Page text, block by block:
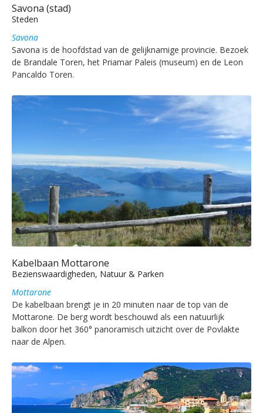
Savona (stad)
Steden
Savona
Savona is de hoofdstad van de gelijknamige provincie. Bezoek
de Brandale Toren, het Priamar Paleis (museum) en de Leon
Pancaldo Toren.
Kabelbaan Mottarone
Bezienswaardigheden, Natuur & Parken
Mottarone
De kabelbaan brengt je in 20 minuten naar de top van de
Mottarone. De berg wordt beschouwd als een natuurlijk
balkon door het 360° panoramisch uitzicht over de Povlakte
naar de Alpen.